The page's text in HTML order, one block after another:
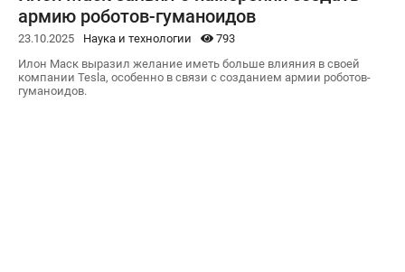
армию роботов-гуманоидов
23.10.2025 Наука и технологии
793
Илон Маск выразил желание иметь больше влияния в своей
компании Tesla, особенно в связи с созданием армии роботов-
гуманоидов.